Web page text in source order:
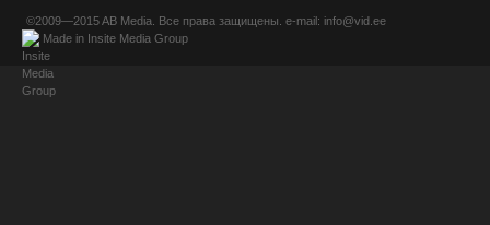
©2009—2015AB Media . Все права защищены. e-mail: info@vid.ee
Made in Insite Media Group